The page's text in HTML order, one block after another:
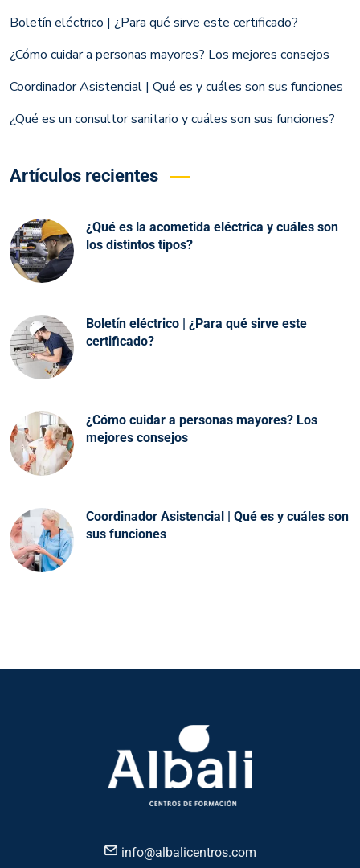
Boletín eléctrico | ¿Para qué sirve este certificado?
¿Cómo cuidar a personas mayores? Los mejores consejos
Coordinador Asistencial | Qué es y cuáles son sus funciones
¿Qué es un consultor sanitario y cuáles son sus funciones?
Artículos recientes
¿Qué es la acometida eléctrica y cuáles son
los distintos tipos?
Boletín eléctrico | ¿Para qué sirve este
certificado?
¿Cómo cuidar a personas mayores? Los
mejores consejos
Coordinador Asistencial | Qué es y cuáles son
sus funciones
info@albalicentros.com